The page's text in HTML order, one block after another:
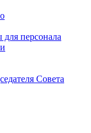
персонала
Совета